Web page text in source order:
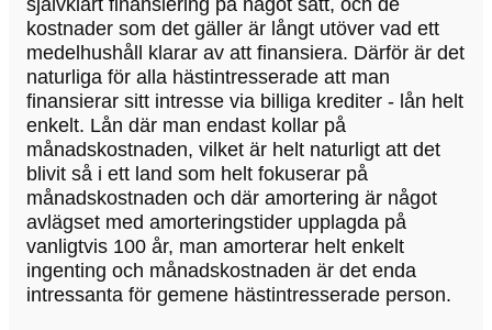
kostnader som det gäller är långt utöver vad ett
medelhushåll klarar av att finansiera. Därför är det
naturliga för alla hästintresserade att man
finansierar sitt intresse via billiga krediter - lån helt
enkelt. Lån där man endast kollar på
månadskostnaden, vilket är helt naturligt att det
blivit så i ett land som helt fokuserar på
månadskostnaden och där amortering är något
avlägset med amorteringstider upplagda på
vanligtvis 100 år, man amorterar helt enkelt
ingenting och månadskostnaden är det enda
intressanta för gemene hästintresserade person.